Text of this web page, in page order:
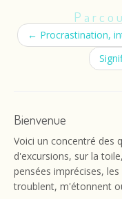
← Procrastination,
Bienvenue
Voici un concentré des
d'excursions, sur la
pensées imprécises,
troublent, m'étonnent